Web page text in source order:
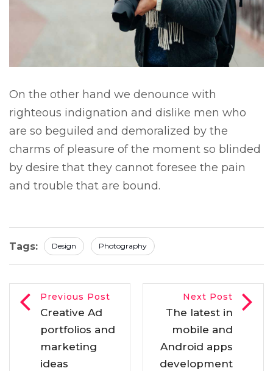
On the other hand we denounce with
righteous indignation and dislike men who
are so beguiled and demoralized by the
charms of pleasure of the moment so blinded
by desire that they cannot foresee the pain
and trouble that are bound.
Tags: Design Photography
Previous Post
Creative Ad
portfolios and
marketing
ideas
Next Post
The latest in
mobile and
Android apps
development